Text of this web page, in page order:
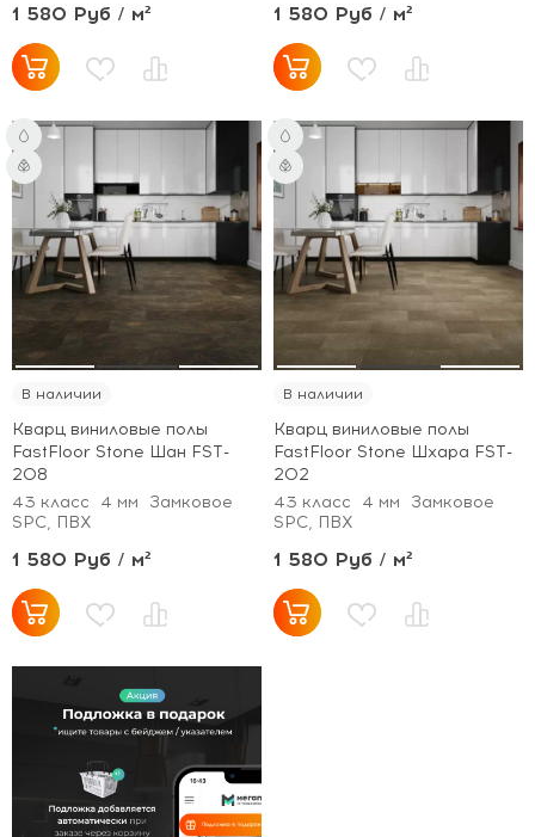
1 580 Руб / м² 1 580 Руб / м²
В наличии
Кварц виниловые полы
FastFloor Stone Шан FST-
208
43 класс
4 мм
Замковое
SPC, ПВХ
1 580 Руб / м²
В наличии
Кварц виниловые полы
FastFloor Stone Шхара FST-
202
43 класс
4 мм
Замковое
SPC, ПВХ
1 580 Руб / м²